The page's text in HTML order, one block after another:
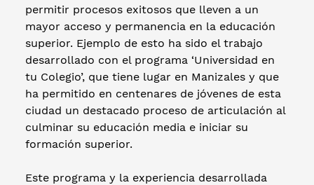
permitir procesos exitosos que lleven a un
mayor acceso y permanencia en la educación
superior. Ejemplo de esto ha sido el trabajo
desarrollado con el programa ‘Universidad en
tu Colegio’, que tiene lugar en Manizales y que
ha permitido en centenares de jóvenes de esta
ciudad un destacado proceso de articulación al
culminar su educación media e iniciar su
formación superior.
Este programa y la experiencia desarrollada